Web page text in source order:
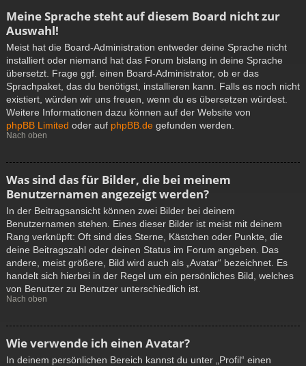
Meine Sprache steht auf diesem Board nicht zur
Auswahl!
Meist hat die Board-Administration entweder deine Sprache nicht
installiert oder niemand hat das Forum bislang in deine Sprache
übersetzt. Frage ggf. einen Board-Administrator, ob er das
Sprachpaket, das du benötigst, installieren kann. Falls es noch nicht
existiert, würden wir uns freuen, wenn du es übersetzen würdest.
Weitere Informationen dazu können auf der Website von
phpBB Limited oder auf phpBB.de gefunden werden.
Nach oben
Was sind das für Bilder, die bei meinem
Benutzernamen angezeigt werden?
In der Beitragsansicht können zwei Bilder bei deinem
Benutzernamen stehen. Eines dieser Bilder ist meist mit deinem
Rang verknüpft: Oft sind dies Sterne, Kästchen oder Punkte, die
deine Beitragszahl oder deinen Status im Forum angeben. Das
andere, meist größere, Bild wird auch als „Avatar“ bezeichnet. Es
handelt sich hierbei in der Regel um ein persönliches Bild, welches
von Benutzer zu Benutzer unterschiedlich ist.
Nach oben
Wie verwende ich einen Avatar?
In deinem persönlichen Bereich kannst du unter „Profil“ einen